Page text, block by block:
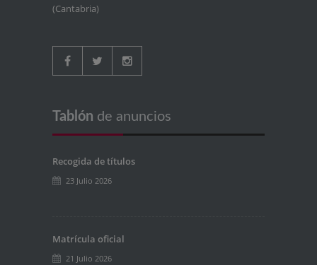
(Cantabria)
Tablón de anuncios
Recogida de títulos
23 Julio 2026
Matrícula oficial
21 Julio 2026